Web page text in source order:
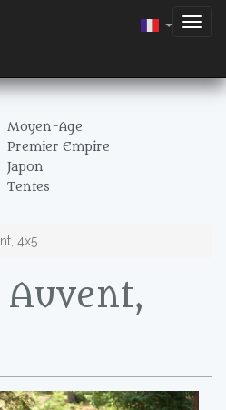
Moyen-Age
Premier Empire
Japon
Tentes
4x5